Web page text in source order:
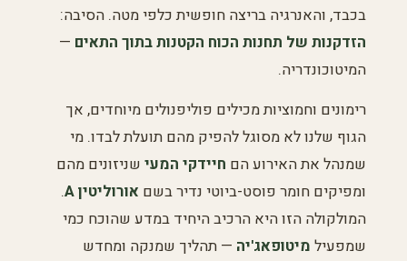
בכבד, והאנרגיה בריצה חופשית כלפי מטה. הסיבה:
הזדקנות של תחנות הכוח הקטנות בתוך התאים —
המיטוכונדריה.
רימונים וחמוציות מכילים פוליפנולים מיוחדים, אך
הגוף שלנו לא מסוגל להפיק מהם תועלת לבדו. מי
שמנהל את האירוע הם חיידקי המעי שניזונים מהם
ומפיקים חומר פוסט-ביוטי נדיר בשם אורוליטין A
.
המולקולה הזו היא הרכיב היחיד במדע שהוכח כמי
שמפעיל מיטופאג'יה — תהליך שמנקה ומחדש